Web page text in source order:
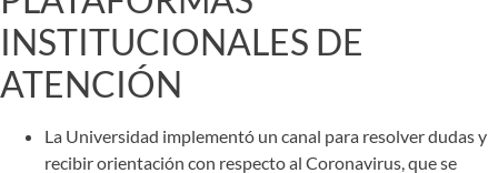
INSTITUCIONALES DE
ATENCIÓN
La Universidad implementó un canal para resolver dudas y
recibir orientación con respecto al Coronavirus, que se